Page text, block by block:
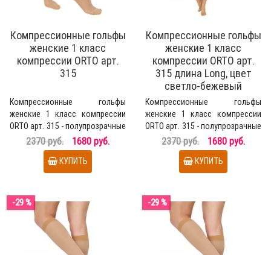
Компрессионные гольфы
женские 1 класс
компрессии ORTO арт.
315
Компрессионные гольфы
женские 1 класс компрессии
ORTO арт. 315 - полупрозрачные
медицинские гольфы д..
2370 руб. 1680 руб.
КУПИТЬ
Компрессионные гольфы
женские 1 класс
компрессии ORTO арт.
315 длина Long, цвет
светло-бежевый
Компрессионные гольфы
женские 1 класс компрессии
ORTO арт. 315 - полупрозрачные
медицинские гольфы д..
2370 руб. 1680 руб.
КУПИТЬ
-29 % -29 %